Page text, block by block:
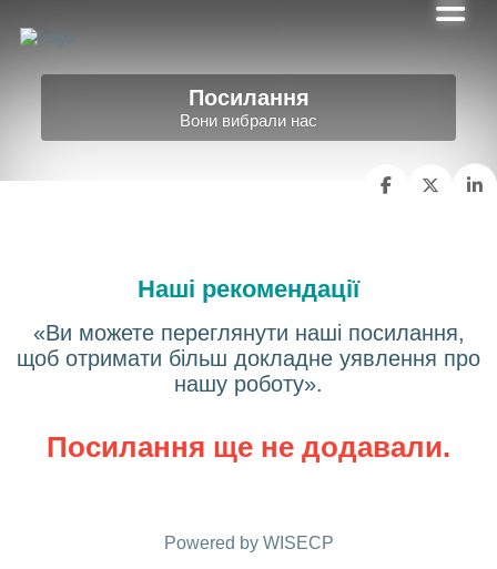
Посилання
Вони вибрали нас
Наші рекомендації
«Ви можете переглянути наші посилання,
щоб отримати більш докладне уявлення про
нашу роботу».
Посилання ще не додавали.
Powered by WISECP